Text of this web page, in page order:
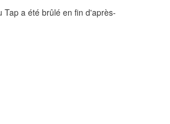
a été brûlé en fin d'après-